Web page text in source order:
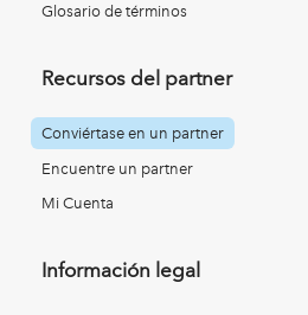
Glosario de términos
Recursos del partner
Conviértase en un partner
Encuentre un partner
Mi Cuenta
Información legal